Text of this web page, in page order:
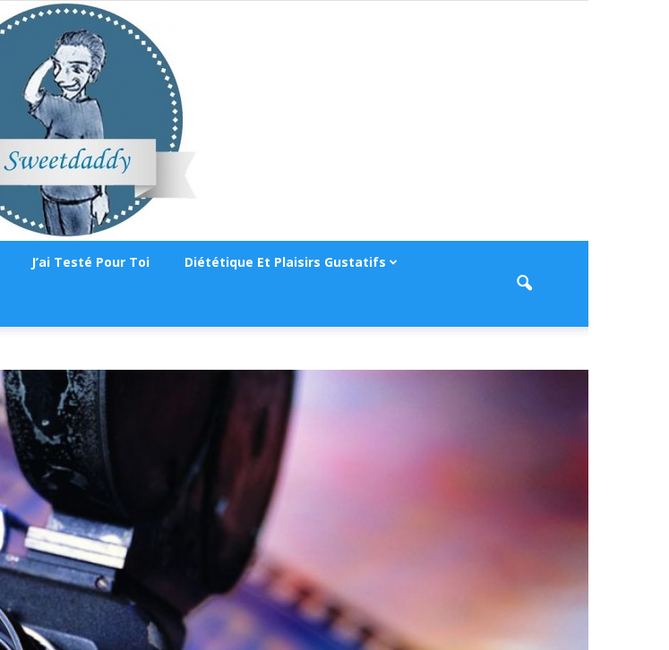
J’ai Testé Pour Toi Diététique Et Plaisirs Gustatifs